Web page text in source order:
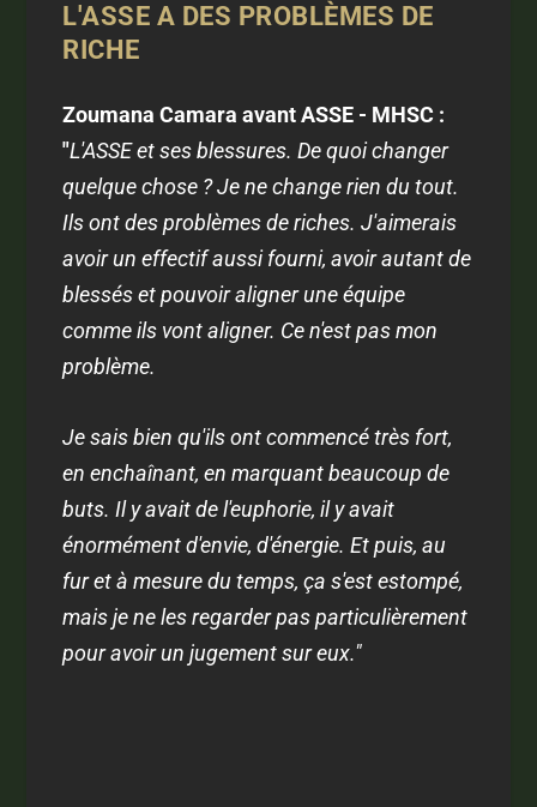
L'ASSE A DES PROBLÈMES DE
RICHE
Zoumana Camara avant ASSE - MHSC :
"L'ASSE et ses blessures. De quoi changer
quelque chose ? Je ne change rien du tout.
Ils ont des problèmes de riches. J'aimerais
avoir un effectif aussi fourni, avoir autant de
blessés et pouvoir aligner une équipe
comme ils vont aligner. Ce n'est pas mon
problème.
Je sais bien qu'ils ont commencé très fort,
en enchaînant, en marquant beaucoup de
buts. Il y avait de l'euphorie, il y avait
énormément d'envie, d'énergie. Et puis, au
fur et à mesure du temps, ça s'est estompé,
mais je ne les regarder pas particulièrement
pour avoir un jugement sur eux."